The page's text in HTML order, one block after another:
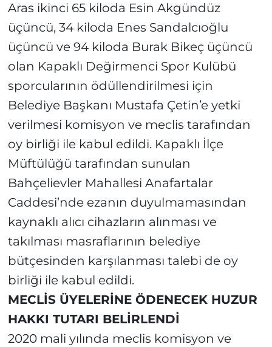
Aras ikinci 65 kiloda Esin Akgündüz
üçüncü, 34 kiloda Enes Sandalcıoğlu
üçüncü ve 94 kiloda Burak Bikeç üçüncü
olan Kapaklı Değirmenci Spor Kulübü
sporcularının ödüllendirilmesi için
Belediye Başkanı Mustafa Çetin’e yetki
verilmesi komisyon ve meclis tarafından
oy birliği ile kabul edildi. Kapaklı İlçe
Müftülüğü tarafından sunulan
Bahçelievler Mahallesi Anafartalar
Caddesi’nde ezanın duyulmamasından
kaynaklı alıcı cihazların alınması ve
takılması masraflarının belediye
bütçesinden karşılanması talebi de oy
birliği ile kabul edildi.
MECLİS ÜYELERİNE ÖDENECEK HUZUR
HAKKI TUTARI BELİRLENDİ
2020 mali yılında meclis komisyon ve